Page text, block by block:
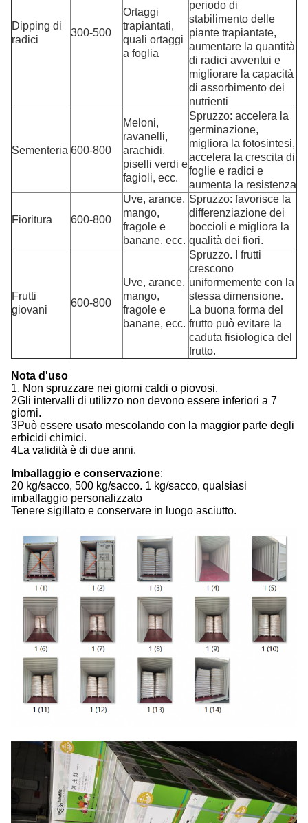
Dipping di
radici
300-500
Ortaggi
trapiantati,
quali ortaggi
a foglia
periodo di
stabilimento delle
piante trapiantate,
aumentare la quantità
di radici avventui e
migliorare la capacità
di assorbimento dei
nutrienti
Sementeria 600-800
Meloni,
ravanelli,
arachidi,
piselli verdi e
fagioli, ecc.
Spruzzo: accelera la
germinazione,
migliora la fotosintesi,
accelera la crescita di
foglie e radici e
aumenta la resistenza
Fioritura 600-800
Uve, arance,
mango,
fragole e
banane, ecc.
Spruzzo: favorisce la
differenziazione dei
boccioli e migliora la
qualità dei fiori.
Frutti
giovani
600-800
Uve, arance,
mango,
fragole e
banane, ecc.
Spruzzo. I frutti
crescono
uniformemente con la
stessa dimensione.
La buona forma del
frutto può evitare la
caduta fisiologica del
frutto.
Nota d'uso
1. Non spruzzare nei giorni caldi o piovosi.
2Gli intervalli di utilizzo non devono essere inferiori a 7
giorni.
3Può essere usato mescolando con la maggior parte degli
erbicidi chimici.
4La validità è di due anni.
Imballaggio e conservazione:
20 kg/sacco, 500 kg/sacco. 1 kg/sacco, qualsiasi
imballaggio personalizzato
Tenere sigillato e conservare in luogo asciutto.